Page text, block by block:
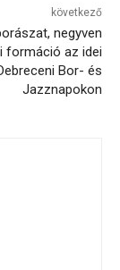
következő
negyven
formáció az idei
Bor- és
Jazznapokon